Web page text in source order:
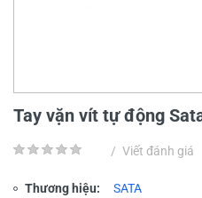
Tay vặn vít tự động
/ Viết đánh giá
Thương hiệu: SATA